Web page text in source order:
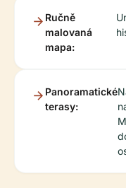
Ručně
malovaná
mapa:
Panoramatické
terasy: